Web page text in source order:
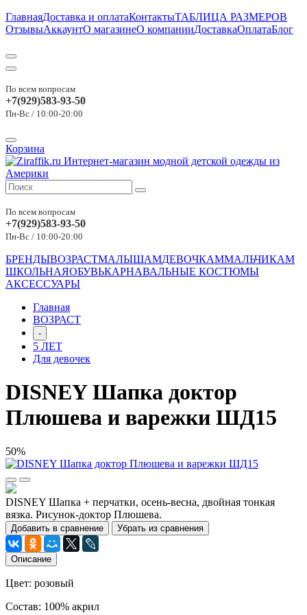
ГлавнаяДоставка и оплатаКонтактыТАБЛИЦА РАЗМЕРОВ
ОтзывыАккаунтО магазинеО компанииДоставкаОплатаБлог
По всем вопросам
+7(929)583-93-50
Пн-Вс / 10:00-20:00
Корзина
По всем вопросам
+7(929)583-93-50
Пн-Вс / 10:00-20:00
БРЕНДЫВОЗРАСТМАЛЫШАМДЕВОЧКАММАЛЬЧИКАМ
ШКОЛЬНАЯОБУВЬКАРНАВАЛЬНЫЕ КОСТЮМЫ
АКСЕССУАРЫ
Главная
ВОЗРАСТ
-
5 ЛЕТ
Для девочек
DISNEY Шапка доктор
Плюшева и варежки ШД15
50%
DISNEY Шапка + перчатки, осень-весна, двойная тонкая
вязка. Рисунок-доктор Плюшева.
Добавить в сравнение Убрать из сравнения
Описание
Цвет: розовый
Состав: 100% акрил